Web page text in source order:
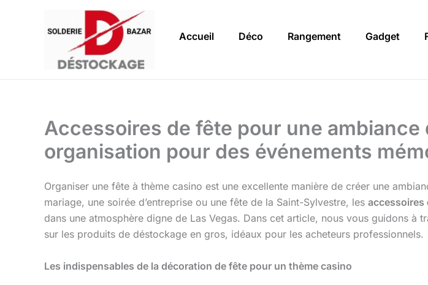
Accueil Déco Rangement Gadget
Accessoires de fête pour une
organisation pour des événements
Organiser une fête à thème casino est une excellente manière de créer une
mariage, une soirée d’entreprise ou une fête de la Saint-Sylvestre, les accessoires
dans une atmosphère digne de Las Vegas. Dans cet article, nous vous guidons à
sur les produits de déstockage en gros, idéaux pour les acheteurs professionnels.
Les indispensables de la décoration de fête pour un thème casino